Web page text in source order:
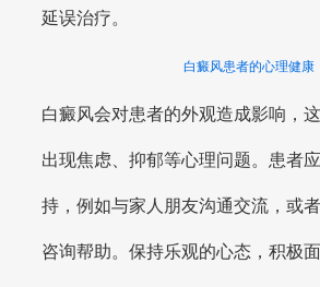
延误治疗。
白癜风患者的心理健康
白癜风会对患者的外观造成影响，
出现焦虑、抑郁等心理问题。患者
持，例如与家人朋友沟通交流，或
咨询帮助。保持乐观的心态，积极